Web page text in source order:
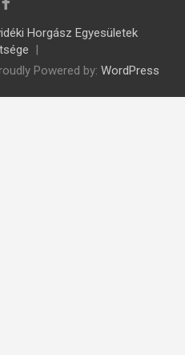
Horgász Egyesületek
Powered by: WordPress